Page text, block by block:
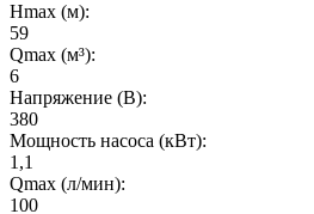
Hmax (м):
59
Qmax (м³):
6
Напряжение (В):
380
Мощность насоса (кВт):
1,1
Qmax (л/мин):
100